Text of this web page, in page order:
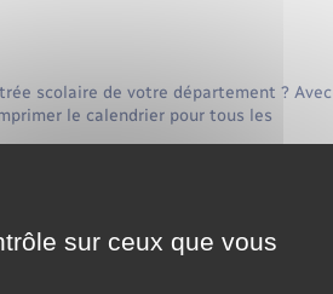
scolaire de votre département ? Avec
le calendrier pour tous les
sur ceux que vous